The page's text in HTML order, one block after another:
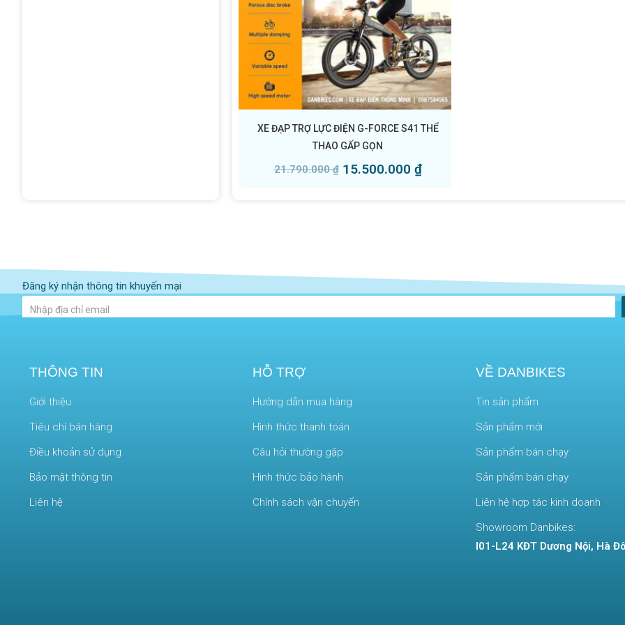
XE ĐẠP TRỢ LỰC ĐIỆN G-FORCE S41 THỂ
THAO GẤP GỌN
21.790.000₫ 15.500.000 ₫
Đăng ký nhận thông tin khuyến mại
THÔNG TIN
Giới thiệu
Tiêu chí bán hàng
Điều khoản sử dụng
Bảo mật thông tin
Liên hệ
HỖ TRỢ
Hướng dẫn mua hàng
Hình thức thanh toán
Câu hỏi thường gặp
Hình thức bảo hành
Chính sách vận chuyển
VỀ DANBIKES
Tin sản phẩm
Sản phẩm mới
Sản phẩm bán chạy
Sản phẩm bán chạy
Liên hệ hợp tác kinh doanh
Showroom Danbikes:
I01-L24 KĐT Dương Nội, Hà